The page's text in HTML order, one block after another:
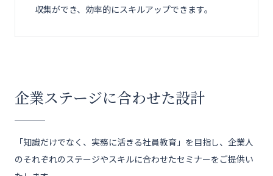
収集ができ、効率的にスキルアップできます。
企業ステージに合わせた設計
「知識だけでなく、実務に活きる社員教育」を目指し、企業人
のそれぞれのステージやスキルに合わせたセミナーをご提供い